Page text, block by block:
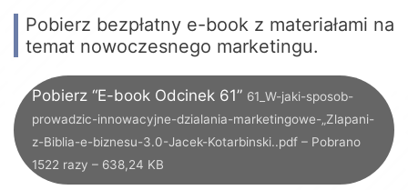
Pobierz bezpłatny e-book z materiałami na
temat nowoczesnego marketingu.
Pobierz “E-book Odcinek 61” 61_W-jaki-sposob-
prowadzic-innowacyjne-dzialania-marketingowe-„Zlapani-
z-Biblia-e-biznesu-3.0-Jacek-Kotarbinski..pdf – Pobrano
1522 razy – 638,24 KB